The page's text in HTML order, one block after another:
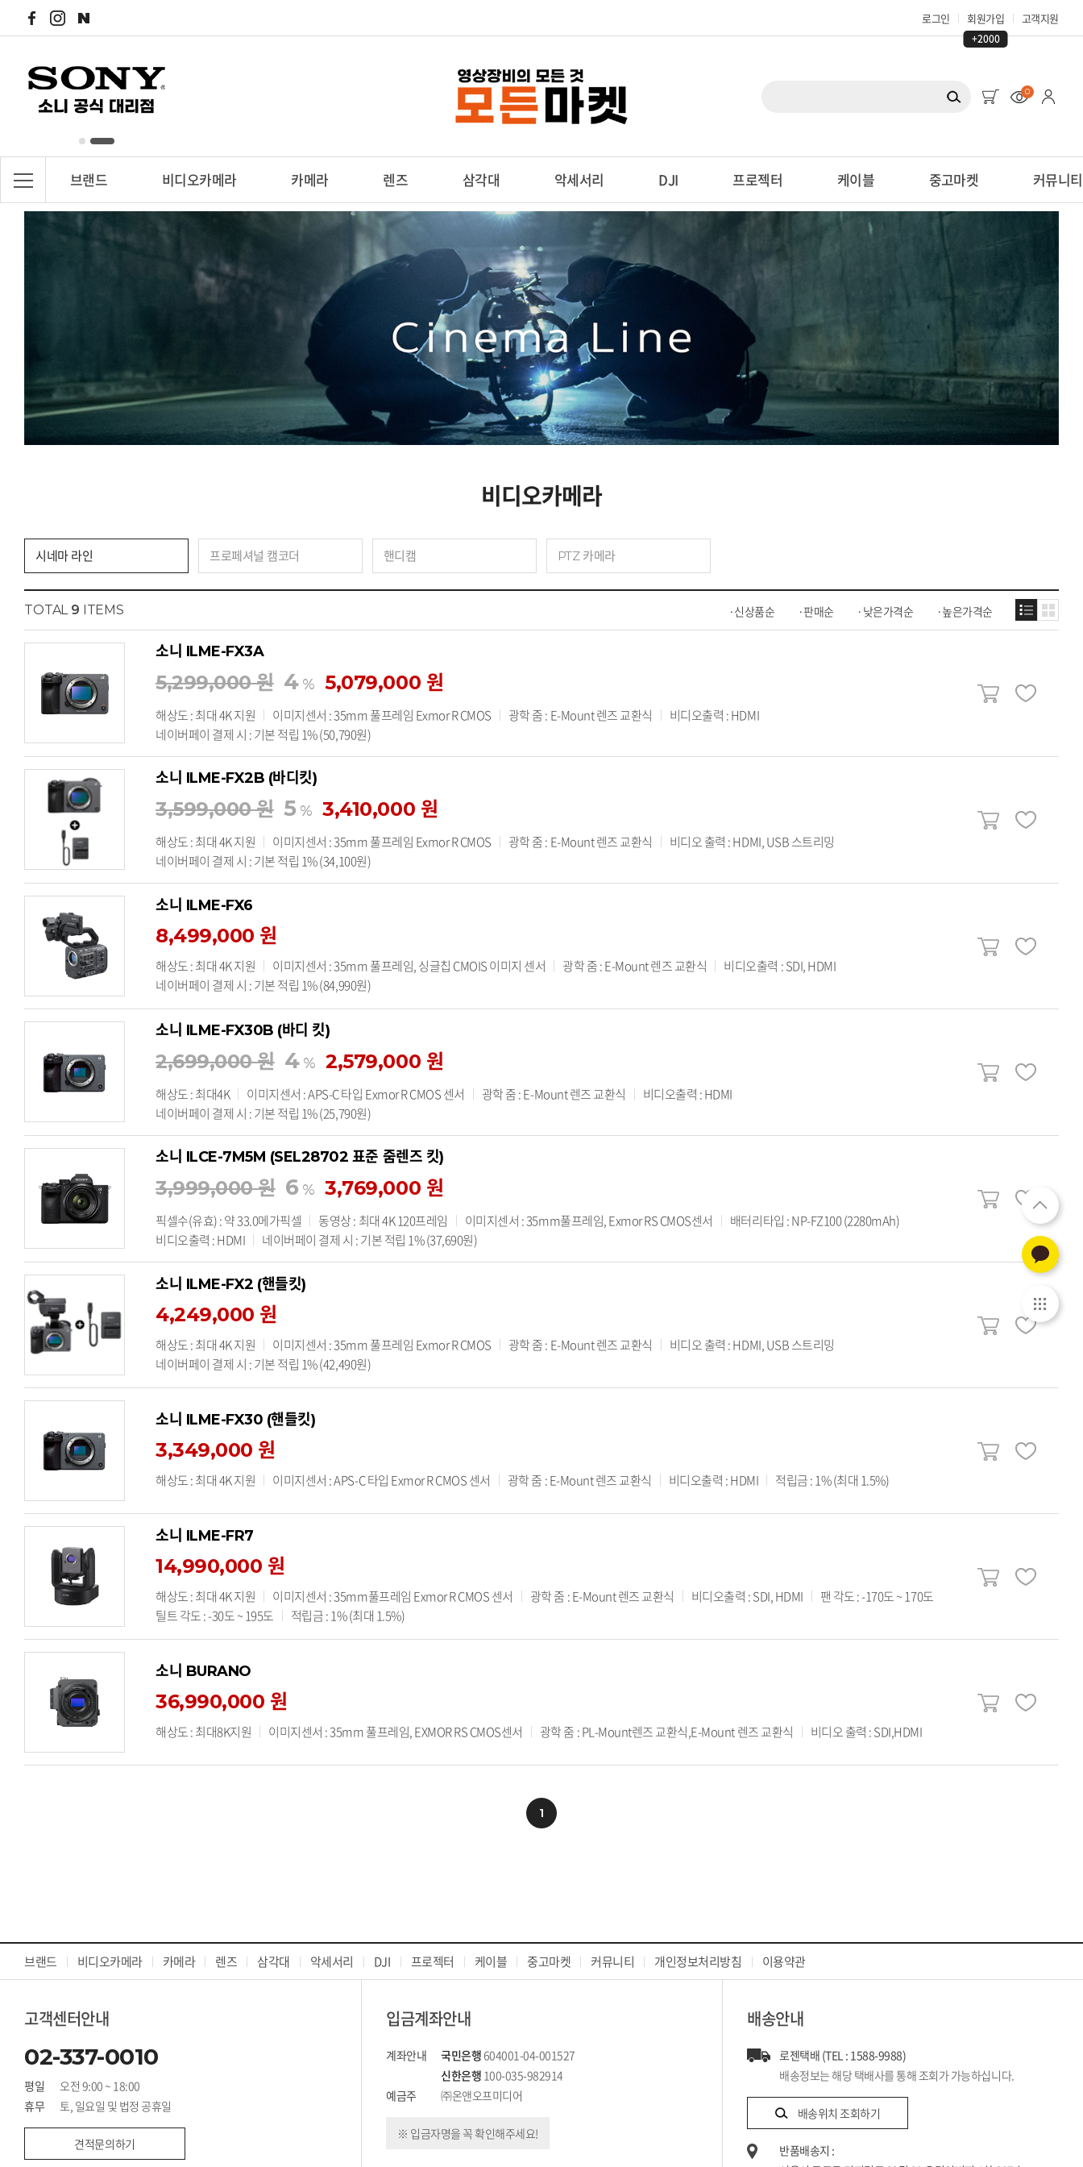
로그인 회원가입
+2000
고객지원
0
브랜드 비디오카메라 카메라 렌즈 삼각대 악세서리 DJI 프로젝터 케이블 중고마켓 커뮤니티
비디오카메라
시네마 라인 프로페셔널 캠코더 핸디캠 PTZ 카메라
TOTAL 9 ITEMS 신상품순 판매순 낮은가격순 높은가격순
소니 ILME-FX3A
5,299,000 원 4% 5,079,000 원
해상도 : 최대 4K 지원 이미지센서 : 35mm 풀프레임 Exmor R CMOS 광학 줌 : E-Mount 렌즈 교환식
비디오출력 : HDMI
네이버페이 결제 시 : 기본 적립 1% (50,790원)
소니 ILME-FX2B (바디킷)
3,599,000 원 5 % 3,410,000 원
해상도 : 최대 4K 지원 이미지센서 : 35mm 풀프레임 Exmor R CMOS 광학 줌 : E-Mount 렌즈 교환식
비디오 출력 : HDMI, USB 스트리밍
네이버페이 결제 시 : 기본 적립 1% (34,100원)
소니 ILME-FX6
8,499,000 원
해상도 : 최대 4K 지원 이미지센서 : 35mm 풀프레임, 싱글칩 CMOIS 이미지 센서 광학 줌 : E-Mount 렌즈 교환식
비디오출력 : SDI, HDMI
네이버페이 결제 시 : 기본 적립 1% (84,990원)
소니 ILME-FX30B (바디 킷)
2,699,000 원 4% 2,579,000 원
해상도 : 최대4K 이미지센서 : APS-C 타입 Exmor R CMOS 센서 광학 줌 : E-Mount 렌즈 교환식
비디오출력 : HDMI
네이버페이 결제 시 : 기본 적립 1% (25,790원)
소니 ILCE-7M5M (SEL28702 표준 줌렌즈 킷)
3,999,000 원 6 % 3,769,000 원
픽셀수(유효) : 약 33.0메가픽셀 동영상 : 최대 4K 120프레임 이미지센서 : 35mm풀프레임, Exmor RS CMOS센서
배터리타입 : NP-FZ100 (2280mAh)
비디오출력 : HDMI
네이버페이 결제 시 : 기본 적립 1% (37,690원)
소니 ILME-FX2 (핸들킷)
4,249,000 원
해상도 : 최대 4K 지원 이미지센서 : 35mm 풀프레임 Exmor R CMOS 광학 줌 : E-Mount 렌즈 교환식
비디오 출력 : HDMI, USB 스트리밍
네이버페이 결제 시 : 기본 적립 1% (42,490원)
소니 ILME-FX30 (핸들킷)
3,349,000 원
해상도 : 최대 4K 지원 이미지센서 : APS-C 타입 Exmor R CMOS 센서 광학 줌 : E-Mount 렌즈 교환식 비디오출력 : HDMI 적립금 : 1% (최대 1.5%)
소니 ILME-FR7
14,990,000 원
해상도 : 최대 4K 지원 이미지센서 : 35mm풀프레임 Exmor R CMOS 센서 광학 줌 : E-Mount 렌즈 교환식 비디오출력 : SDI, HDMI
팬 각도 : -170도 ~ 170도
틸트 각도 : -30도 ~ 195도
적립금 : 1% (최대 1.5%)
소니 BURANO
36,990,000 원
해상도 : 최대8K지원 이미지센서 : 35mm 풀프레임, EXMOR RS CMOS센서 광학 줌 : PL-Mount렌즈 교환식,E-Mount 렌즈 교환식 비디오 출력 : SDI,HDMI
1
브랜드 비디오카메라 카메라 렌즈 삼각대 악세서리 DJI 프로젝터 케이블 중고마켓 커뮤니티 개인정보처리방침 이용약관
고객센터안내
02-337-0010
평일
오전 9:00 ~ 18:00
휴무
토, 일요일 및 법정 공휴일
견적문의하기
입금계좌안내
계좌안내 국민은행604001-04-001527
신한은행 100-035-982914
예금주
㈜온앤오프미디어
※ 입금자명을 꼭 확인해주세요!
배송안내
로젠택배 (TEL : 1588-9988)
배송정보는 해당 택배사를 통해 조회가 가능하십니다.
배송위치 조회하기
반품배송지 :